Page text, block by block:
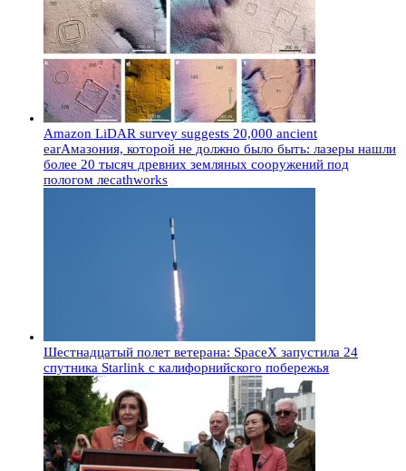
Amazon LiDAR survey suggests 20,000 ancient
earАмазония, которой не должно было быть: лазеры нашли
более 20 тысяч древних земляных сооружений под
пологом лесаthworks
Шестнадцатый полет ветерана: SpaceX запустила 24
спутника Starlink с калифорнийского побережья